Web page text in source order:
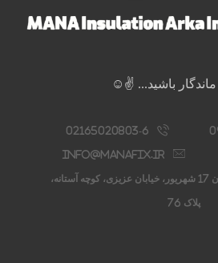
ماندگار باشید... ✌️☺️
02165020803-6
info@manafix.ir
تهران، شادآباد، خیابان 17 شهریور، خیابان عزیزی، کوچه آستانه،
پلاک 76